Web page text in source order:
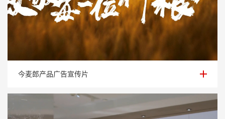
今麦郎产品广告宣传片
今麦郎产品广告宣传片